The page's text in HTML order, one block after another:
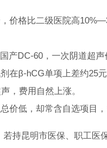
价格比二级医院高
产DC-60，一次阴道超声
在β-hCG单项上差约25元
，费用自然上涨。
价低，却常含自选项目，
持昆明市医保、职工医